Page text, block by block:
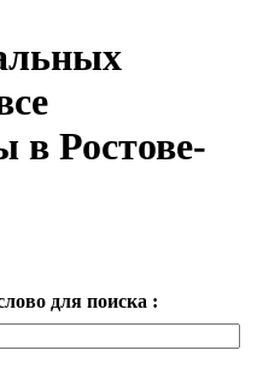
в Ростове-
для поиска :